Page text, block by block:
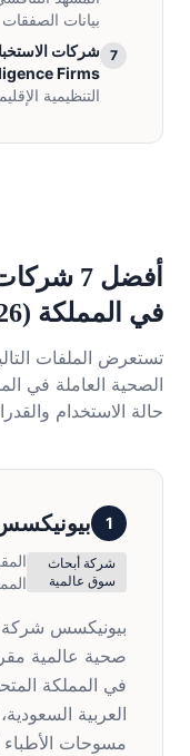
بيانات الصفقات
7 شركات
Firms
التنظيمية
أفضل 7
في المملكة (2026)
تستعرض الملفات
الصحية العاملة في
حالة الاستخدام
1
شركة أبحاث
سوق عالمية
بيونيكسس شركة
صحية عالمية
في المملكة
العربية
مسوحات الأطباء